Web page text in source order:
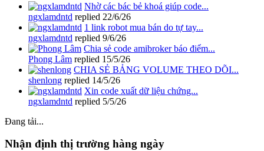
Nhờ các bác bẻ khoá giúp code...
ngxlamdntd replied 22/6/26
1 link robot mua bán do tự tay...
ngxlamdntd replied 9/6/26
Chia sẻ code amibroker báo điểm...
Phong Lâm replied 15/5/26
CHIA SẺ BẢNG VOLUME THEO DÕI...
shenlong replied 14/5/26
Xin code xuất dữ liệu chứng...
ngxlamdntd replied 5/5/26
Đang tải...
Nhận định thị trường hàng ngày